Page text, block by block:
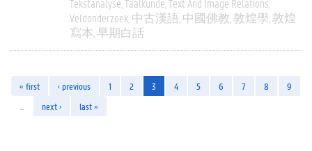
Veldonderzoek 中古漢語 中國佛教 敦煌學 敦煌
寫本 早期白話
« first ‹ previous 1 2 3 4 5 6 7 8
9
next › last »